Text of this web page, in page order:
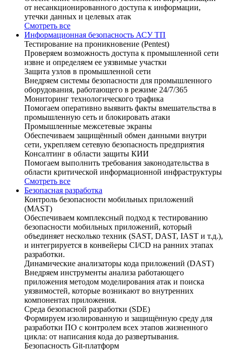
от несанкционированного доступа к информации,
утечки данных и целевых атак
Смотреть все
Информационная безопасность АСУ ТП
Тестирование на проникновение (Pentest)
Проверяем возможность доступа к промышленной сети
извне и определяем ее уязвимые участки
Защита узлов в промышленной сети
Внедряем системы безопасности для промышленного
оборудования, работающего в режиме 24/7/365
Мониторинг технологического трафика
Помогаем оперативно выявить факты вмешательства в
промышленную сеть и блокировать атаки
Промышленные межсетевые экраны
Обеспечиваем защищённый обмен данными внутри
сети, укрепляем сетевую безопасность предприятия
Консалтинг в области защиты КИИ
Помогаем выполнить требования законодательства в
области критической информационной инфраструктуры
Смотреть все
Безопасная разработка
Контроль безопасности мобильных приложений
(MAST)
Обеспечиваем комплексный подход к тестированию
безопасности мобильных приложений, который
объединяет несколько техник (SAST, DAST, IAST и т.д.),
и интегрируется в конвейеры CI/CD на ранних этапах
разработки.
Динамические анализаторы кода приложений (DAST)
Внедряем инструменты анализа работающего
приложения методом моделирования атак и поиска
уязвимостей, которые возникают во внутренних
компонентах приложения.
Среда безопасной разработки (SDE)
Формируем изолированную и защищённую среду для
разработки ПО с контролем всех этапов жизненного
цикла: от написания кода до развертывания.
Безопасность Git-платформ